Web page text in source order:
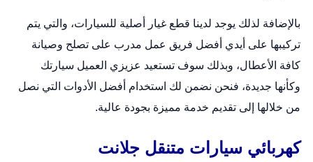
بالإضافة لذلك يوجد لدينا قطع غيار أصلية للسيارات، والتي يتم
تركيبها على أيدي أفضل فريق عمل مدرب على تصلح وصيانة
كافة الأعطال، وبذلك سوف تستعيد عزيزي العميل سيارتك
وكأنها جديدة، فنحن نضمن لك استخدام أفضل الأدوات التي نصل
من خلالها إلى تقديم خدمة مميزة بجودة عالية.
كهربائي سيارات متنقل جلانت